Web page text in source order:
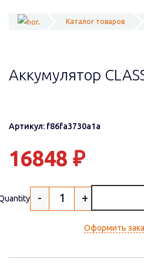
Каталог товаров
Аккумулятор
Артикул: f86fa3730a1a
16848 ₽
- +
Оформить